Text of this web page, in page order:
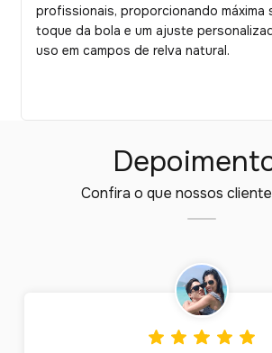
profissionais, proporcionando máxima
toque da bola e um ajuste
uso em campos de relva natural.
Confira o que nossos